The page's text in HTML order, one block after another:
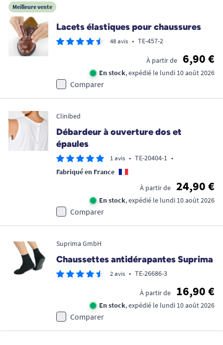
Meilleure vente
Lacets élastiques pour chaussures
48 avis • TE-457-2
À partir de 6,90 €
En stock, expédié le lundi 10 août 2026
Comparer
Clinibed
Débardeur à ouverture dos et
épaules
1 avis • TE-20404-1 •
Fabriqué en France
À partir de
24,90 €
En stock, expédié le lundi 10 août 2026
Comparer
Suprima GmbH
Chaussettes antidérapantes Suprima
2 avis • TE-26686-3
À partir de 16,90 €
En stock, expédié le lundi 10 août 2026
Comparer